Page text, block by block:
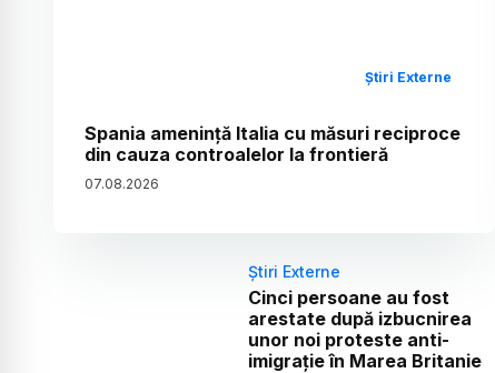
Știri Externe
Spania amenință Italia cu măsuri reciproce
din cauza controalelor la frontieră
07.08.2026
Știri Externe
Cinci persoane au fost
arestate după izbucnirea
unor noi proteste anti-
imigrație în Marea Britanie